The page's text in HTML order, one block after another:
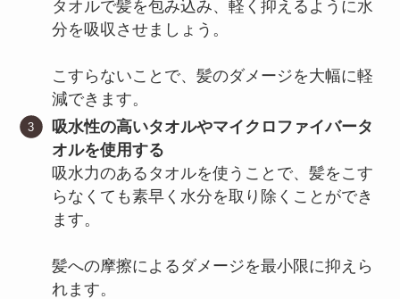
タオルで髪を包み込み、軽く抑えるように水
分を吸収させましょう。
こすらないことで、髪のダメージを大幅に軽
減できます。
吸水性の高いタオルやマイクロファイバータ
オルを使用する
吸水力のあるタオルを使うことで、髪をこす
らなくても素早く水分を取り除くことができ
ます。
髪への摩擦によるダメージを最小限に抑えら
れます。